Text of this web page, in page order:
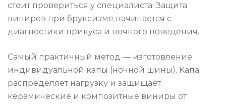
стоит провериться у специалиста. Защита
виниров при бруксизме начинается с
диагностики прикуса и ночного поведения.
Самый практичный метод — изготовление
индивидуальной капы (ночной шины). Капа
распределяет нагрузку и защищает
керамические и композитные виниры от